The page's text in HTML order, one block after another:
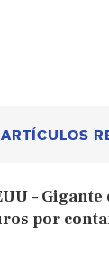
ARTÍCULOS
–
por